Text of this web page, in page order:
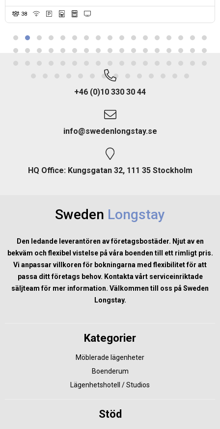
38
+46 (0)10 330 30 44
info@swedenlongstay.se
HQ Office: Kungsgatan 32, 111 35 Stockholm
Sweden Longstay
Den ledande leverantören av företagsbostäder. Njut av en
bekväm och flexibel vistelse på våra boenden till ett rimligt pris.
Vi anpassar villkoren för bokningarna med flexibilitet för att
passa ditt företags behov. Kontakta vårt serviceinriktade
säljteam för mer information. Välkommen till oss på Sweden
Longstay.
Kategorier
Möblerade lägenheter
Boenderum
Lägenhetshotell / Studios
Stöd